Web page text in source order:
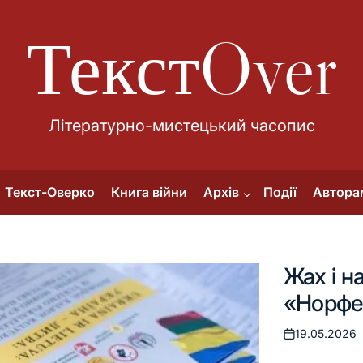
ТекстOver
Літературно-мистецький часопис
Текст-Оверко Книга війни Архів Події
Жах і
Оприлюднено
19.05.2026